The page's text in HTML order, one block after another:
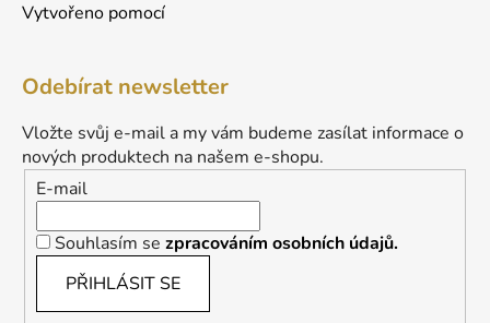
Vytvořeno pomocí
Odebírat newsletter
Vložte svůj e-mail a my vám budeme zasílat informace o
nových produktech na našem e-shopu.
E-mail
Souhlasím se zpracováním osobních údajů.
PŘIHLÁSIT SE